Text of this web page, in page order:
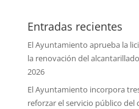
Entradas recientes
El Ayuntamiento aprueba la
la renovación del
2026
El Ayuntamiento incorpora
reforzar el servicio público del